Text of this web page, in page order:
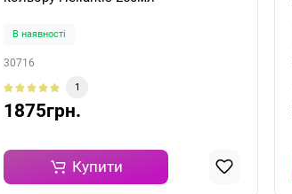
В наявності
30716
1
1875грн.
Купити